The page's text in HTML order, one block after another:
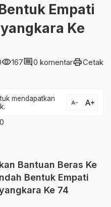
Empati
Ke
visibility167comment0 komentarprintCetak
mendapatkan
text_decrease text_increase
Bantuan Beras Ke
Bentuk Empati
Ke 74